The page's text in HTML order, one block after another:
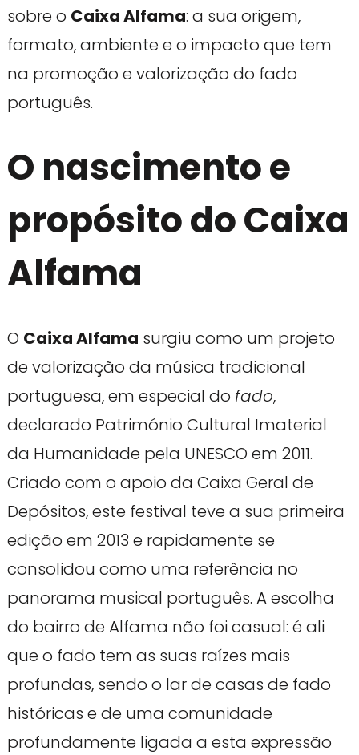
sobre o Caixa Alfama: a sua origem,
formato, ambiente e o impacto que tem
na promoção e valorização do fado
português.
O nascimento e
propósito do Caixa
Alfama
O Caixa Alfama surgiu como um projeto
de valorização da música tradicional
portuguesa, em especial do fado,
declarado Património Cultural Imaterial
da Humanidade pela UNESCO em 2011.
Criado com o apoio da Caixa Geral de
Depósitos, este festival teve a sua primeira
edição em 2013 e rapidamente se
consolidou como uma referência no
panorama musical português. A escolha
do bairro de Alfama não foi casual: é ali
que o fado tem as suas raízes mais
profundas, sendo o lar de casas de fado
históricas e de uma comunidade
profundamente ligada a esta expressão